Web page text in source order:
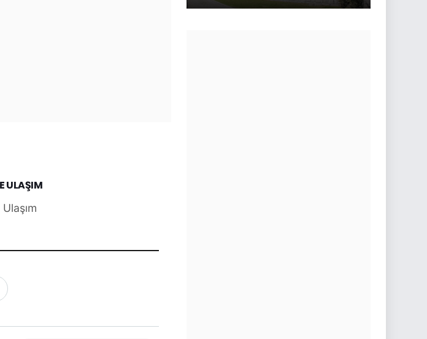
ULAŞIM